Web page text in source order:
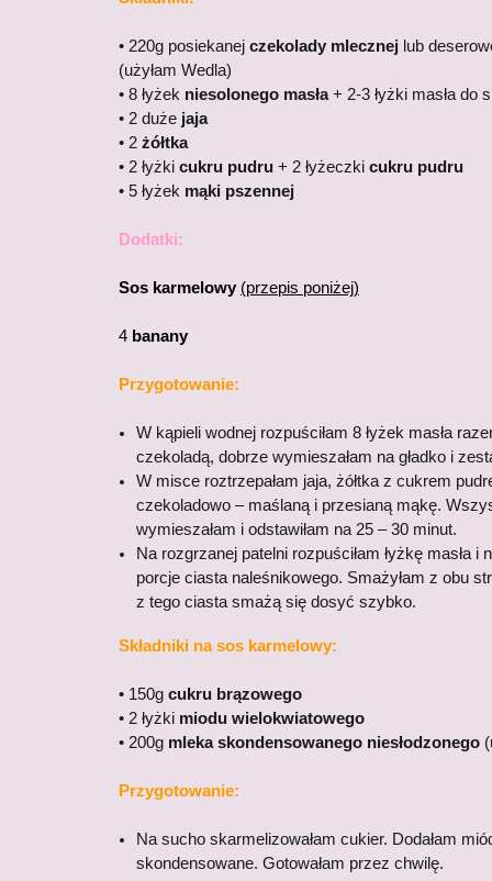
• 220g posiekanej czekolady mlecznej lub
(użyłam Wedla)
• 8 łyżek niesolonego masła+ 2-3 łyżki masła do
• 2 duże jaja
• 2 żółtka
• 2 łyżki cukru pudru + 2 łyżeczki cukru pudru
• 5 łyżek mąki pszennej
Dodatki:
Sos karmelowy (przepis poniżej)
4 banany
Przygotowanie:
W kąpieli wodnej rozpuściłam 8 łyżek masła
czekoladą, dobrze wymieszałam na gładko i
W misce roztrzepałam jaja, żółtka z cukrem
czekoladowo – maślaną i przesianą mąkę.
wymieszałam i odstawiłam na 25 – 30 minut.
Na rozgrzanej patelni rozpuściłam łyżkę masła i
porcje ciasta naleśnikowego. Smażyłam z obu
z tego ciasta smażą się dosyć szybko.
Składniki na sos karmelowy:
• 150g cukru brązowego
• 2 łyżki miodu wielokwiatowego
• 200g mleka skondensowanego niesłodzonego
Przygotowanie:
Na sucho skarmelizowałam cukier. Dodałam
skondensowane. Gotowałam przez chwilę.